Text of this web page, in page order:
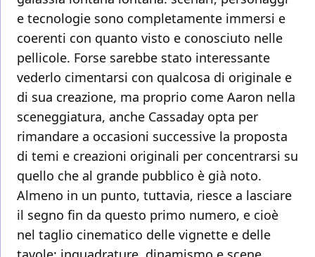
e tecnologie sono completamente immersi e
coerenti con quanto visto e conosciuto nelle
pellicole. Forse sarebbe stato interessante
vederlo cimentarsi con qualcosa di originale e
di sua creazione, ma proprio come Aaron nella
sceneggiatura, anche Cassaday opta per
rimandare a occasioni successive la proposta
di temi e creazioni originali per concentrarsi su
quello che al grande pubblico è già noto.
Almeno in un punto, tuttavia, riesce a lasciare
il segno fin da questo primo numero, e cioè
nel taglio cinematico delle vignette e delle